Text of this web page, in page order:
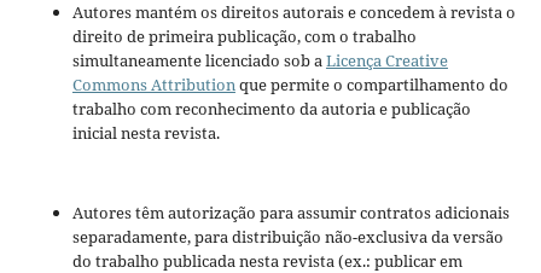
Autores mantém os direitos autorais e concedem à revista o
direito de primeira publicação, com o trabalho
simultaneamente licenciado sob aLicença Creative
Commons Attributionque permite o compartilhamento do
trabalho com reconhecimento da autoria e publicação
inicial nesta revista.
Autores têm autorização para assumir contratos adicionais
separadamente, para distribuição não-exclusiva da versão
do trabalho publicada nesta revista (ex.: publicar em